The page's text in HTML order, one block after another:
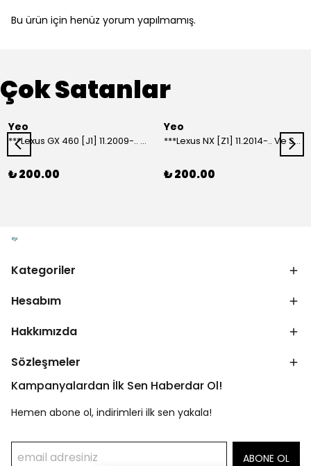
Bu ürün için henüz yorum yapılmamış.
Çok Satanlar
Yeo
***Lexus GX 460 [J1] 11.2009-.. Ve Sonrası Model Yılları İçin Uyumlu Yeo Arka Silecek
₺ 200.00
Yeo
***Lexus NX [Z1] 11.2014-.. Ve Sonrası Model Yılları İçin Uyumlu Yeo Arka Silecek
₺ 200.00
Kategoriler
Hesabım
Hakkımızda
Sözleşmeler
Kampanyalardan İlk Sen Haberdar Ol!
Hemen abone ol, indirimleri ilk sen yakala!
ABONE OL